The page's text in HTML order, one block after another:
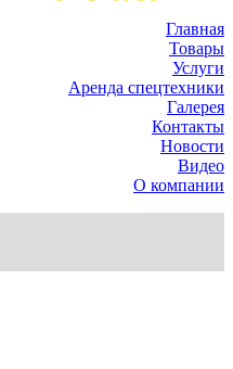
Главная
Товары
Услуги
Аренда спецтехники
Галерея
Контакты
Новости
Видео
О компании